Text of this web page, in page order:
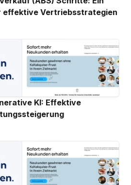
effektive Vertriebsstrategien
KI: Effektive